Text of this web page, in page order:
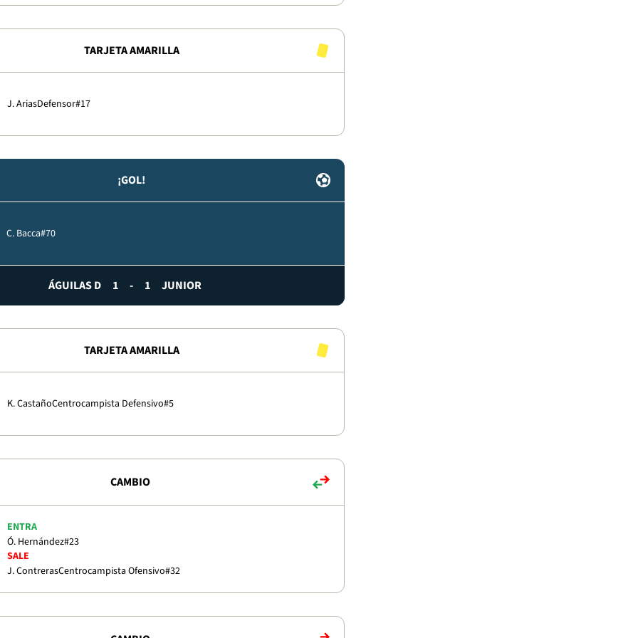
TARJETA AMARILLA
J. AriasDefensor#17
¡GOL!
C. Bacca#70
ÁGUILAS D 1 - 1 JUNIOR
TARJETA AMARILLA
K. CastañoCentrocampista Defensivo#5
CAMBIO
ENTRA
Ó. Hernández#23
SALE
J. ContrerasCentrocampista Ofensivo#32